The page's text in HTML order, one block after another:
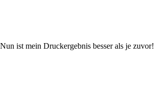
ist mein Druckergebnis besser als je zuvor!